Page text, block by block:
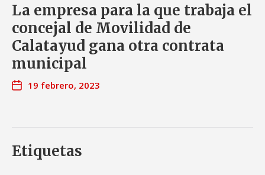
La empresa para la que trabaja el
concejal de Movilidad de
Calatayud gana otra contrata
municipal
19 febrero, 2023
Etiquetas